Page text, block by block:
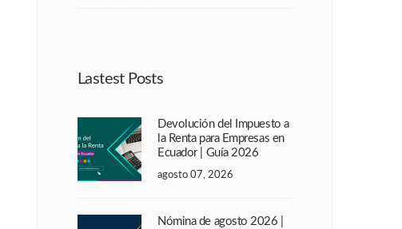
Lastest Posts
Devolución del Impuesto a
la Renta para Empresas en
Ecuador | Guía 2026
agosto 07, 2026
Nómina de agosto 2026 |